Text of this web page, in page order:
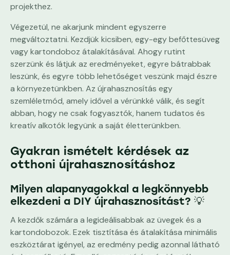
projekthez.
Végezetül, ne akarjunk mindent egyszerre
megváltoztatni. Kezdjük kicsiben, egy-egy befőttesüveg
vagy kartondoboz átalakításával. Ahogy rutint
szerzünk és látjuk az eredményeket, egyre bátrabbak
leszünk, és egyre több lehetőséget veszünk majd észre
a környezetünkben. Az újrahasznosítás egy
szemléletmód, amely idővel a vérünkké válik, és segít
abban, hogy ne csak fogyasztók, hanem tudatos és
kreatív alkotók legyünk a saját életterünkben.
Gyakran ismételt kérdések az
otthoni újrahasznosításhoz
Milyen alapanyagokkal a legkönnyebb
elkezdeni a DIY újrahasznosítást? 💡
A kezdők számára a legideálisabbak az üvegek és a
kartondobozok. Ezek tisztítása és átalakítása minimális
eszköztárat igényel, az eredmény pedig azonnal látható